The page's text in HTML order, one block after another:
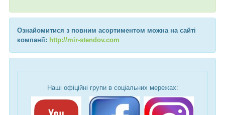
Ознайомитися з повним асортиментом можна на сайті
компанії: http://mir-stendov.com
Наші офіційні групи в соціальних мережах: